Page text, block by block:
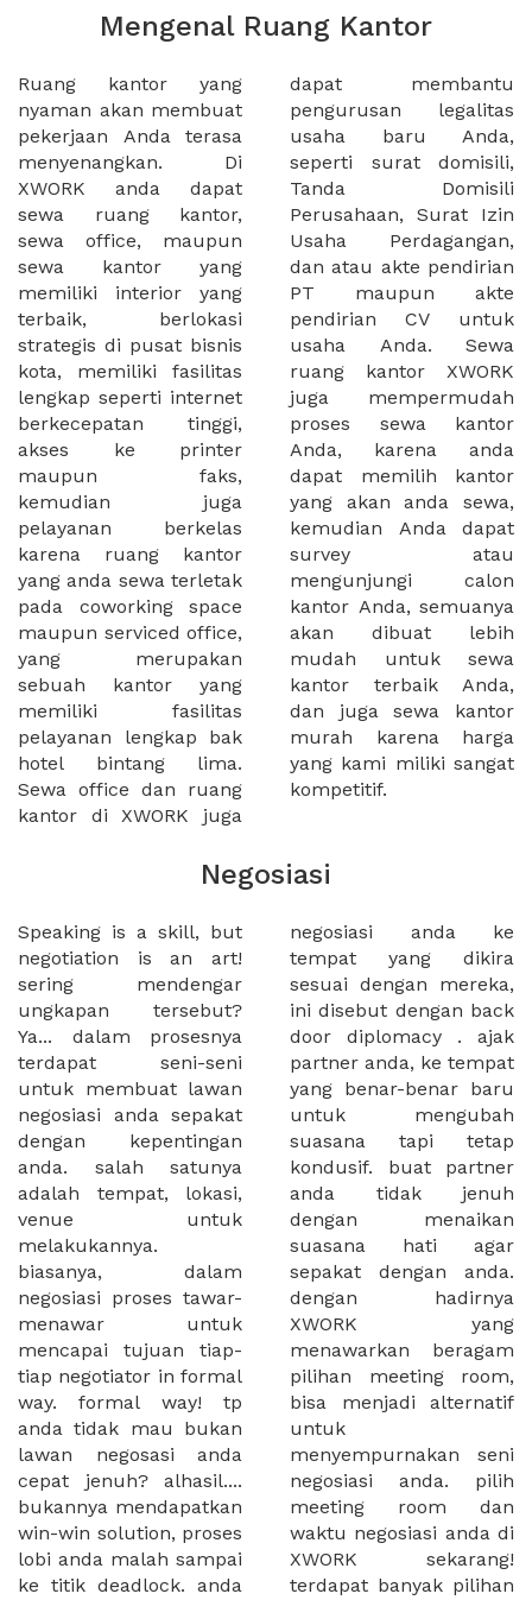
Mengenal Ruang Kantor
Ruang kantor yang
nyaman akan membuat
pekerjaan Anda terasa
menyenangkan. Di
XWORK anda dapat
sewa ruang kantor,
sewa office, maupun
sewa kantor yang
memiliki interior yang
terbaik, berlokasi
strategis di pusat bisnis
kota, memiliki fasilitas
lengkap seperti internet
berkecepatan tinggi,
akses ke printer
maupun faks,
kemudian juga
pelayanan berkelas
karena ruang kantor
yang anda sewa terletak
pada coworking space
maupun serviced office,
yang merupakan
sebuah kantor yang
memiliki fasilitas
pelayanan lengkap bak
hotel bintang lima.
Sewa office dan ruang
kantor di XWORK juga
dapat membantu
pengurusan legalitas
usaha baru Anda,
seperti surat domisili,
Tanda Domisili
Perusahaan, Surat Izin
Usaha Perdagangan,
dan atau akte pendirian
PT maupun akte
pendirian CV untuk
usaha Anda. Sewa
ruang kantor XWORK
juga mempermudah
proses sewa kantor
Anda, karena anda
dapat memilih kantor
yang akan anda sewa,
kemudian Anda dapat
survey atau
mengunjungi calon
kantor Anda, semuanya
akan dibuat lebih
mudah untuk sewa
kantor terbaik Anda,
dan juga sewa kantor
murah karena harga
yang kami miliki sangat
kompetitif.
Negosiasi
Speaking is a skill, but
negotiation is an art!
sering mendengar
ungkapan tersebut?
Ya... dalam prosesnya
terdapat seni-seni
untuk membuat lawan
negosiasi anda sepakat
dengan kepentingan
anda. salah satunya
adalah tempat, lokasi,
venue untuk
melakukannya.
biasanya, dalam
negosiasi proses tawar-
menawar untuk
mencapai tujuan tiap-
tiap negotiator in formal
way. formal way! tp
anda tidak mau bukan
lawan negosasi anda
cepat jenuh? alhasil....
bukannya mendapatkan
win-win solution, proses
lobi anda malah sampai
ke titik deadlock. anda
negosiasi anda ke
tempat yang dikira
sesuai dengan mereka,
ini disebut dengan back
door diplomacy . ajak
partner anda, ke tempat
yang benar-benar baru
untuk mengubah
suasana tapi tetap
kondusif. buat partner
anda tidak jenuh
dengan menaikan
suasana hati agar
sepakat dengan anda.
dengan hadirnya
XWORK yang
menawarkan beragam
pilihan meeting room,
bisa menjadi alternatif
untuk
menyempurnakan seni
negosiasi anda. pilih
meeting room dan
waktu negosiasi anda di
XWORK sekarang!
terdapat banyak pilihan